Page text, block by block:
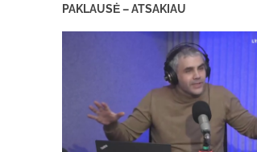
PAKLAUSĖ – ATSAKIAU